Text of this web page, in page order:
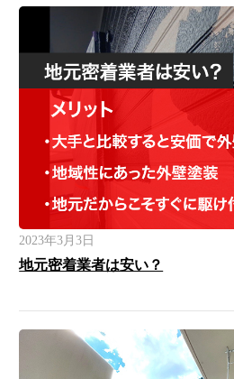
2023年3月3日
地元密着業者は安い？